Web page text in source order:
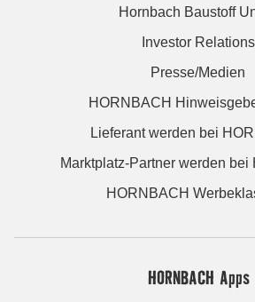
Hornbach Baustoff
Investor Relations
Presse/Medien
HORNBACH
Lieferant werden bei
Marktplatz-Partner werden bei
HORNBACH
HORNBACH Apps